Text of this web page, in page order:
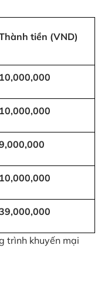
tiền (VND)
10,000,000
10,000,000
10,000,000
trình khuyến mại